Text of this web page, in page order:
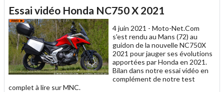
à
un
ami
Essai vidéo Honda NC750 X 2021
4 juin 2021 - Moto-Net.Com
s'est rendu au Mans (72) au
guidon de la nouvelle NC750X
2021 pour jauger ses évolutions
apportées par Honda en 2021.
Bilan dans notre essai vidéo en
complément de notre test
complet à lire sur MNC.